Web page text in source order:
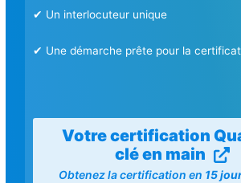
✔ Un interlocuteur unique
✔ Une démarche prête pour la
Votre certification
clé en main
Obtenez la certification en 15